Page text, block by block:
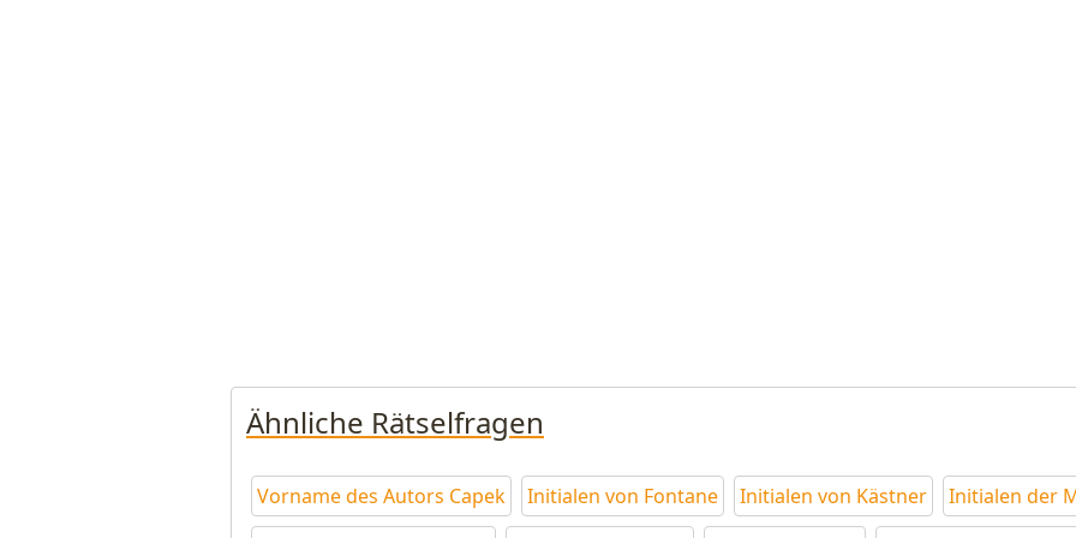
Ähnliche Rätselfragen
Vorname des Autors Capek Initialen von Fontane Initialen von Kästner
Initialen der